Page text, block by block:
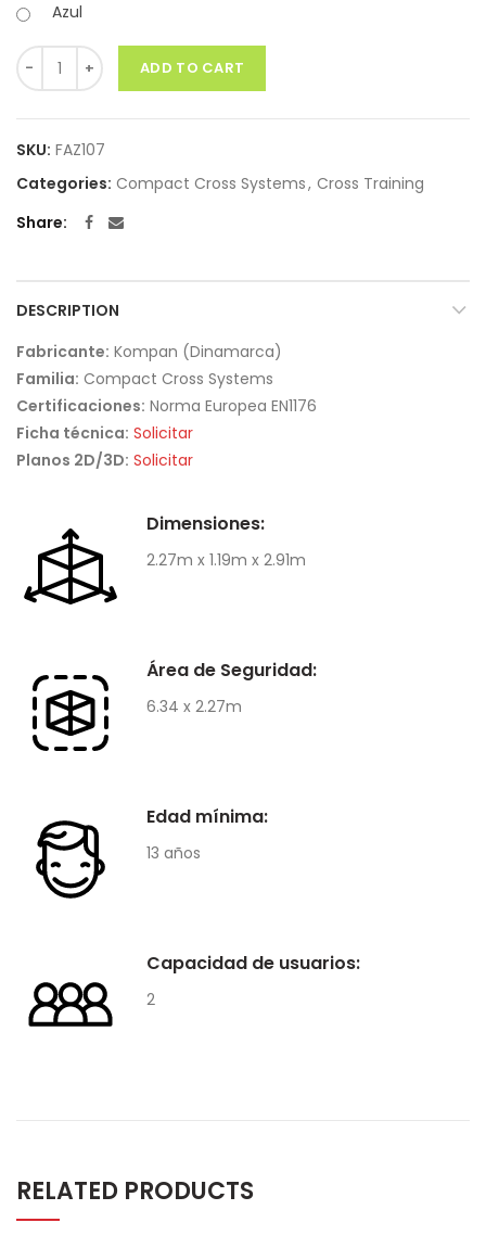
Azul
Quantity
ADD TO CART
SKU: FAZ107
Categories: Compact Cross Systems, Cross Training
Share
DESCRIPTION
Fabricante: Kompan (Dinamarca)
Familia: Compact Cross Systems
Certificaciones: Norma Europea EN1176
Ficha técnica: Solicitar
Planos 2D/3D: Solicitar
Dimensiones:
2.27m x 1.19m x 2.91m
Área de Seguridad:
6.34 x 2.27m
Edad mínima:
13 años
Capacidad de usuarios:
2
RELATED PRODUCTS